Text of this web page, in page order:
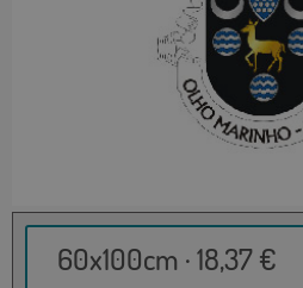
60x100cm · 18,37 €